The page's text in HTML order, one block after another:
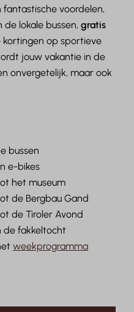
voordelen,
de lokale bussen,gratis
kortingen op sportieve
jouw vakantie in de
onvergetelijk, maar ook
bussen
e-bikes
het museum
de Bergbau Gand
de Tiroler Avond
de fakkeltocht
weekprogramma